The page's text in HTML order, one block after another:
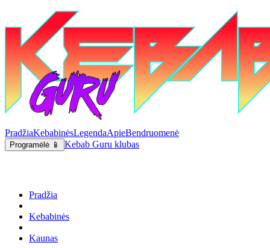
PradžiaKebabinėsLegendaApieBendruomenė
Programėlė 📱 Kebab Guru klubas
Pradžia
Kebabinės
Kaunas